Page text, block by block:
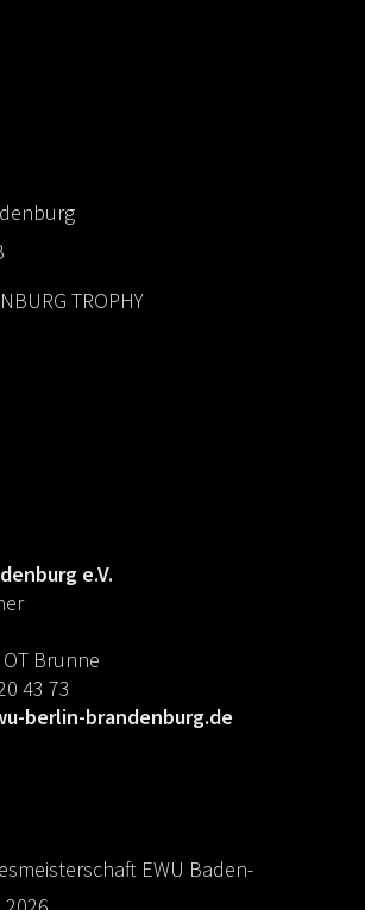
TROPHY
e.V.
Brunne
43 73
berlin-brandenburg.de
EWU Baden-